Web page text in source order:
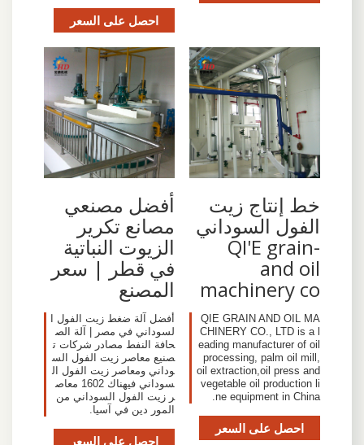
احصل على السعر
خط إنتاج زيت
الفول السوداني
-QI'E grain
and oil
machinery co
QIE GRAIN AND OIL MA
CHINERY CO., LTD is a l
eading manufacturer of oil
processing, palm oil mill,
oil extraction,oil press and
vegetable oil production li
ne equipment in China.
احصل على السعر
أفضل مصنعي
مصانع تكرير
الزيوت النباتية
في قطر | سعر
المصنع
أفضل آلة ضغط زيت الفول ا
لسوداني في مصر | آلة الص
حافة النفط مصادر شركات ت
صنيع معاصر زيت الفول الس
وداني ومعاصر زيت الفول ال
سوداني فيهناك 1602 معاص
ر زيت الفول السوداني من
المور دين في آسيا.
احصل على السعر